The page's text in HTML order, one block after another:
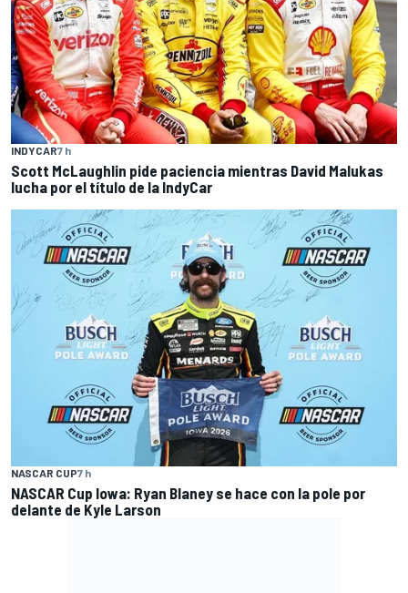
INDYCAR7 h
Scott McLaughlin pide paciencia mientras David Malukas
lucha por el título de la IndyCar
NASCAR CUP7 h
NASCAR Cup Iowa: Ryan Blaney se hace con la pole por
delante de Kyle Larson